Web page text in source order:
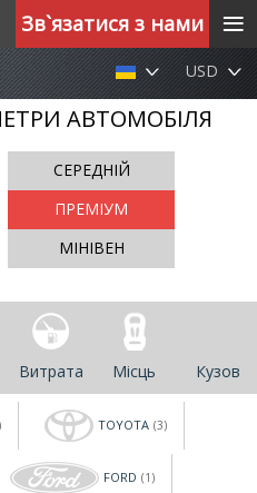
USD
АВТОМОБІЛЯ
СЕРЕДНІЙ
ПРЕМІУМ
МІНІВЕН
Витрата Місць Кузов
TOYOTA (3)
FORD (1)
Зв`язатися з нами ≡